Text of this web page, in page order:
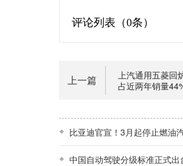
评论列表（0条）
上一篇
上汽通用五菱
占近两年销量
比亚迪官宣！3月起停止燃油
中国自动驾驶分级标准正式出